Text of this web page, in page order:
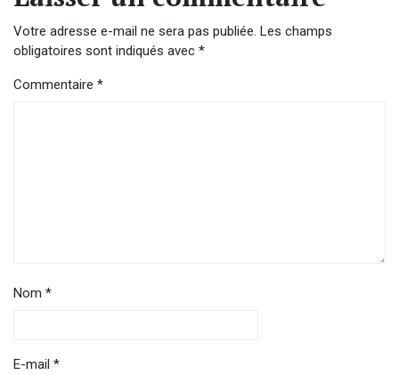
Votre adresse e-mail ne sera pas publiée. Les champs
obligatoires sont indiqués avec *
Commentaire *
Nom *
E-mail *